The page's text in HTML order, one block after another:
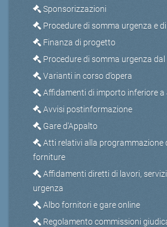
Sponsorizzazioni
Procedure di somma urgenza e
Finanza di progetto
Procedure di somma urgenza
Varianti in corso d’opera
Affidamenti di importo inferiore a
Avvisi postinformazione
Gare d'Appalto
Atti relativi alla programmazione
forniture
Affidamenti diretti di lavori,
urgenza
Albo fornitori e gare online
Regolamento commissioni